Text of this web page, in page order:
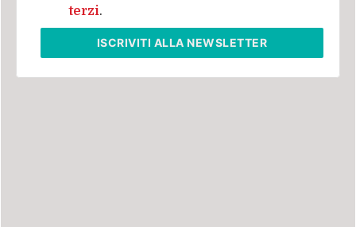
terzi.
ISCRIVITI ALLA NEWSLETTER